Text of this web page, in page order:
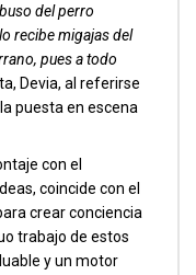
del perro
recibe migajas del
pues a todo
Devia, al referirse
puesta en escena
con el
coincide con el
crear conciencia
trabajo de estos
y un motor